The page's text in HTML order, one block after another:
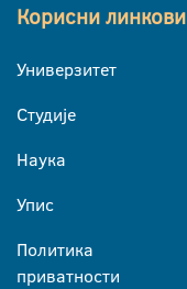
Корисни линкови
Универзитет
Студије
Наука
Упис
Политика
приватности